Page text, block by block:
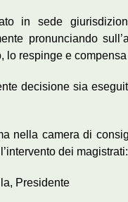
in sede
pronunciando
lo respinge e
decisione sia
nella camera di
dei magistrati:
Presidente